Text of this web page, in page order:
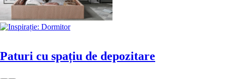
Paturi cu spațiu de depozitare